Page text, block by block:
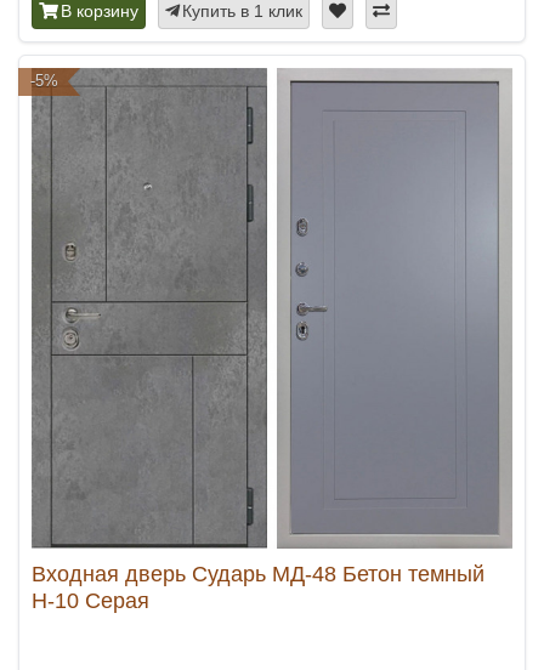
В корзину Купить в 1 клик
-5%
Входная дверь Сударь МД-48 Бетон темный
Н-10 Серая